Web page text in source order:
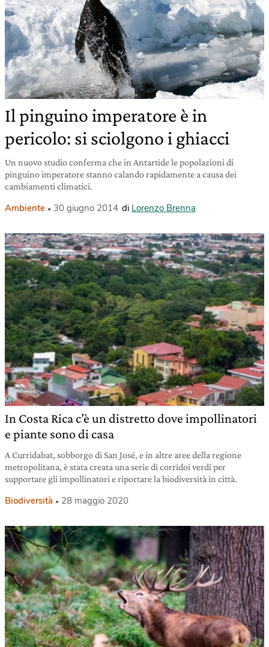
Il pinguino imperatore è in
pericolo: si sciolgono i ghiacci
Un nuovo studio conferma che in Antartide le popolazioni di
pinguino imperatore stanno calando rapidamente a causa dei
cambiamenti climatici.
Ambiente 30 giugno 2014 di Lorenzo Brenna
In Costa Rica c’è un distretto dove impollinatori
e piante sono di casa
A Curridabat, sobborgo di San José, e in altre aree della regione
metropolitana, è stata creata una serie di corridoi verdi per
supportare gli impollinatori e riportare la biodiversità in città.
Biodiversità 28 maggio 2020